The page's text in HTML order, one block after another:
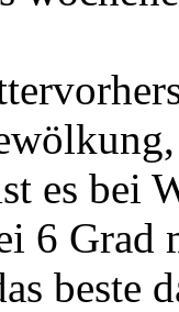
es bei
6 Grad
beste